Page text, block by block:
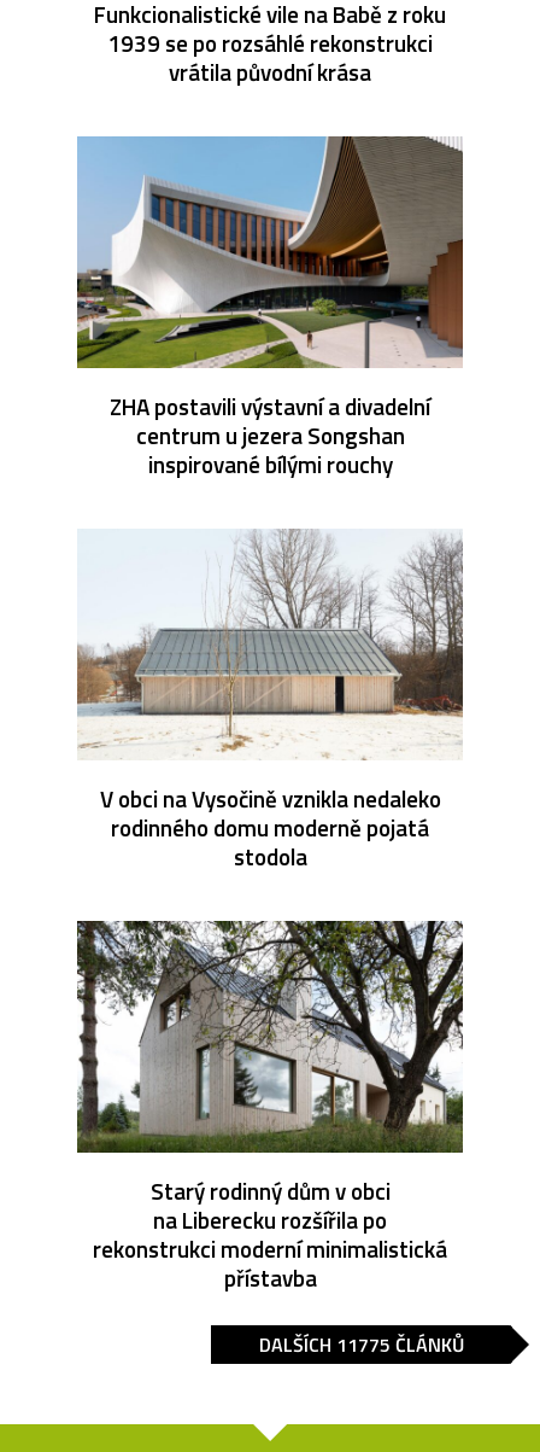
Funkcionalistické vile na Babě z roku
1939 se po rozsáhlé rekonstrukci
vrátila původní krása
ZHA postavili výstavní a divadelní
centrum u jezera Songshan
inspirované bílými rouchy
V obci na Vysočině vznikla nedaleko
rodinného domu moderně pojatá
stodola
Starý rodinný dům v obci
na Liberecku rozšířila po
rekonstrukci moderní minimalistická
přístavba
DALŠÍCH 11775 ČLÁNKŮ